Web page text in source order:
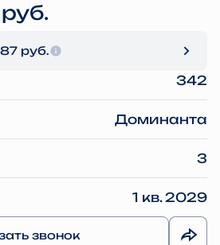
руб.
342
Доминанта
3
1 кв. 2029
звонок